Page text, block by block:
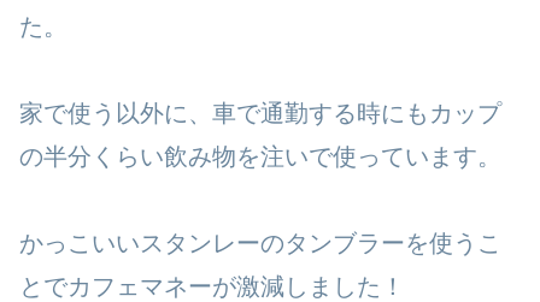
た。
家で使う以外に、車で通勤する時にもカップ
の半分くらい飲み物を注いで使っています。
かっこいいスタンレーのタンブラーを使うこ
とでカフェマネーが激減しました！